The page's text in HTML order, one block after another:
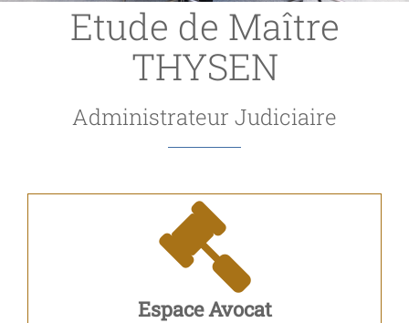
Etude de Maître
THYSEN
Administrateur Judiciaire
Espace Avocat